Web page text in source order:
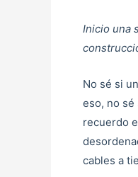
Inicio una
No sé si
eso, no
recuerdo
cables a